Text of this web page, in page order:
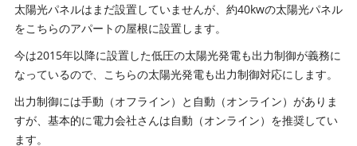
太陽光パネルはまだ設置していませんが、約40kwの太陽光パネル
をこちらのアパートの屋根に設置します。
今は2015年以降に設置した低圧の太陽光発電も出力制御が義務に
なっているので、こちらの太陽光発電も出力制御対応にします。
出力制御には手動（オフライン）と自動（オンライン）がありま
すが、基本的に電力会社さんは自動（オンライン）を推奨してい
ます。